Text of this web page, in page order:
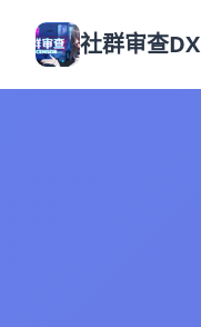
社群审查DX